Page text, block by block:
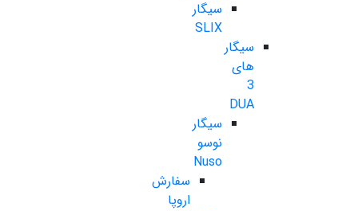
سیگار
SLIX
سیگار
های
3
DUA
سیگار
نوسو
Nuso
سفارش
اروپا